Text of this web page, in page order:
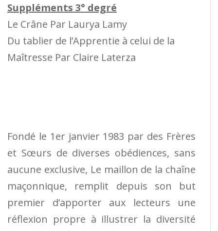
Suppléments 3° degré
Le Crâne Par Laurya Lamy
Du tablier de l’Apprentie à celui de la
Maîtresse Par Claire Laterza
Fondé le 1er janvier 1983 par des Frères
et Sœurs de diverses obédiences, sans
aucune exclusive, Le maillon de la chaîne
maçonnique, remplit depuis son but
premier d’apporter aux lecteurs une
réflexion propre à illustrer la diversité